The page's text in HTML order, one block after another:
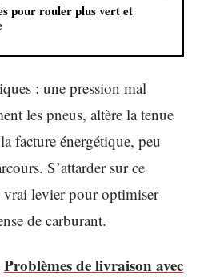
pour rouler plus vert et
: une pression mal
les pneus, altère la tenue
facture énergétique, peu
S’attarder sur ce
vrai levier pour optimiser
de carburant.
Problèmes de livraison avec